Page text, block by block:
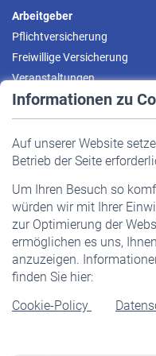
Informationen zu
Auf unserer Website
Betrieb der Seite
Um Ihren Besuch so
würden wir mit Ihrer
zur Optimierung der
ermöglichen es uns,
anzuzeigen.
finden Sie hier:
Cookie-Policy
Arbeitgeber
Pflichtversicherung
Freiwillige Versicherung
Veranstaltungen
Pflichtversicherung
Staatliche Förderung
Veranstaltungen
Rentner
Rentenbeginn
Rente beantragen